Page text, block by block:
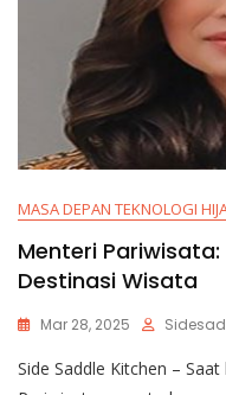
MASA DEPAN TEKNOLOGI
Menteri
Destinasi Wisata
Mar 28, 2025
Side Saddle Kitchen –